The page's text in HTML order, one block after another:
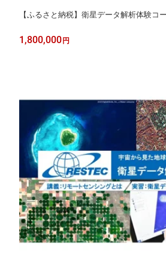
【ふるさと納税】衛星データ解析体験コ
1,800,000 円